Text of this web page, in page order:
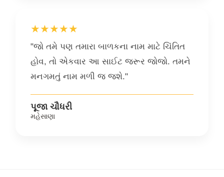
★★★★★
"જો તમે પણ તમારા બાળકના નામ માટે ચિંતિત
હોવ, તો એકવાર આ સાઈટ જરૂર જોજો. તમને
મનગમતું નામ મળી જ જશે."
પૂજા ચૌધરી
મહેસાણા